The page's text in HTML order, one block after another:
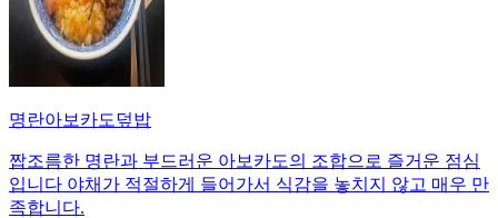
명란아보카도덮밥
짭조름한 명란과 부드러운 아보카도의 조합으로 즐거운 점심
입니다 야채가 적절하게 들어가서 식감을 놓치지 않고 매우 만
족합니다.